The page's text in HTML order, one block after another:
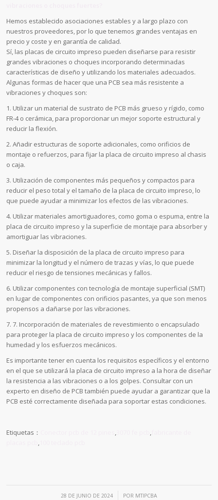
Hemos establecido asociaciones estables y a largo plazo con
nuestros proveedores, por lo que tenemos grandes ventajas en
precio y coste y en garantía de calidad.
Sí, las placas de circuito impreso pueden diseñarse para resistir
grandes vibraciones o choques incorporando determinadas
características de diseño y utilizando los materiales adecuados.
Algunas formas de hacer que una PCB sea más resistente a
vibraciones y choques son:
1. Utilizar un material de sustrato de PCB más grueso y rígido, como
FR-4 o cerámica, para proporcionar un mejor soporte estructural y
reducir la flexión.
2. Añadir estructuras de soporte adicionales, como orificios de
montaje o refuerzos, para fijar la placa de circuito impreso al chasis
o caja.
3. Utilización de componentes más pequeños y compactos para
reducir el peso total y el tamaño de la placa de circuito impreso, lo
que puede ayudar a minimizar los efectos de las vibraciones.
4. Utilizar materiales amortiguadores, como goma o espuma, entre la
placa de circuito impreso y la superficie de montaje para absorber y
amortiguar las vibraciones.
5. Diseñar la disposición de la placa de circuito impreso para
minimizar la longitud y el número de trazas y vías, lo que puede
reducir el riesgo de tensiones mecánicas y fallos.
6. Utilizar componentes con tecnología de montaje superficial (SMT)
en lugar de componentes con orificios pasantes, ya que son menos
propensos a dañarse por las vibraciones.
7. 7. Incorporación de materiales de revestimiento o encapsulado
para proteger la placa de circuito impreso y los componentes de la
humedad y los esfuerzos mecánicos.
Es importante tener en cuenta los requisitos específicos y el entorno
en el que se utilizará la placa de circuito impreso a la hora de diseñar
la resistencia a las vibraciones o a los golpes. Consultar con un
experto en diseño de PCB también puede ayudar a garantizar que la
PCB esté correctamente diseñada para soportar estas condiciones.
Etiquetas： , ,
,
28 DE JUNIO DE 2024
/ POR MTIPCBA